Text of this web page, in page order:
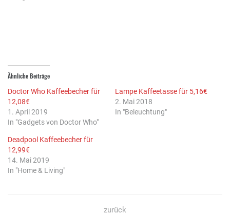
Ähnliche Beiträge
Doctor Who Kaffeebecher für
12,08€
1. April 2019
In "Gadgets von Doctor Who"
Lampe Kaffeetasse für 5,16€
2. Mai 2018
In "Beleuchtung"
Deadpool Kaffeebecher für
12,99€
14. Mai 2019
In "Home & Living"
zurück